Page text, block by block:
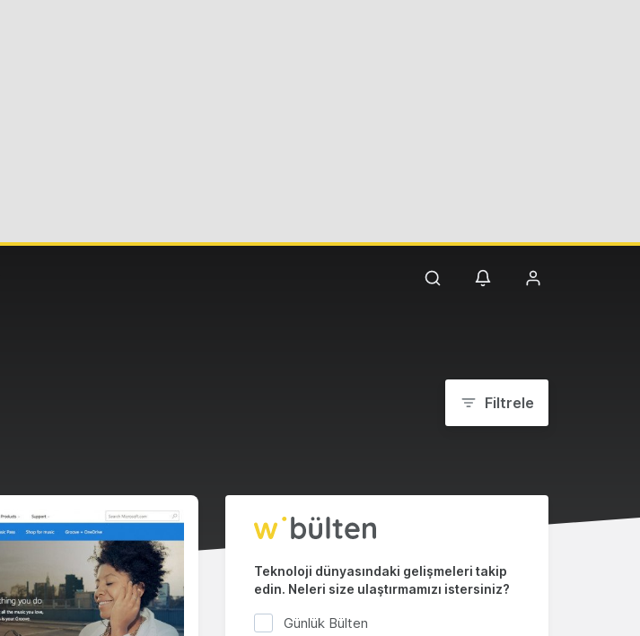
Filtrele
Teknoloji dünyasındaki gelişmeleri takip
edin. Neleri size ulaştırmamızı istersiniz?
Günlük Bülten